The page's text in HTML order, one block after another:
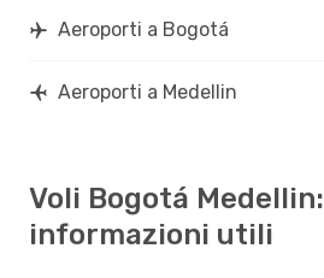
Aeroporti a Bogotá
Aeroporti a Medellin
Voli Bogotá Medellin:
informazioni utili